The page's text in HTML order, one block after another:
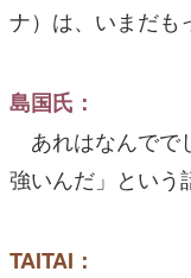
ナ）は、いまだも
島国氏：
あれはなんでで
強いんだ」という
TAITAI：